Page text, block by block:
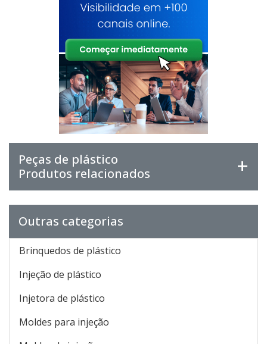
Peças de plástico
Produtos relacionados
Outras categorias
Brinquedos de plástico
Injeção de plástico
Injetora de plástico
Moldes para injeção